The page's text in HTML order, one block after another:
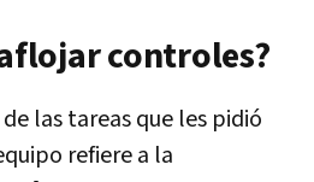
controles?
las tareas que les pidió
refiere a la